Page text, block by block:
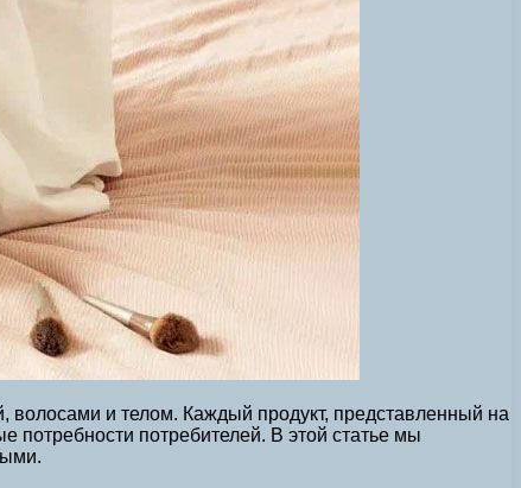
волосами и телом. Каждый продукт, представленный на
потребности потребителей. В этой статье мы